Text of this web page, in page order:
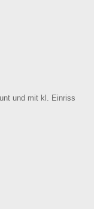
und mit kl. Einriss